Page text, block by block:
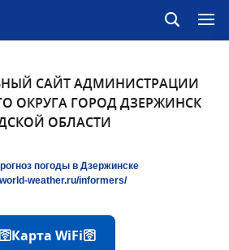
САЙТ АДМИНИСТРАЦИИ
ОКРУГА ГОРОД ДЗЕРЖИНСК
ОБЛАСТИ
погоды в Дзержинске
weather.ru/informers/
🛜Карта WiFi🛜